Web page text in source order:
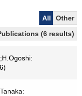
All
Other
(6 results)